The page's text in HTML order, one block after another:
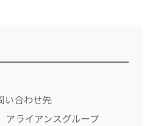
い合わせ先
ライアンスグループ